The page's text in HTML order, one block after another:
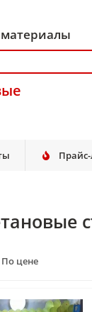
По цене